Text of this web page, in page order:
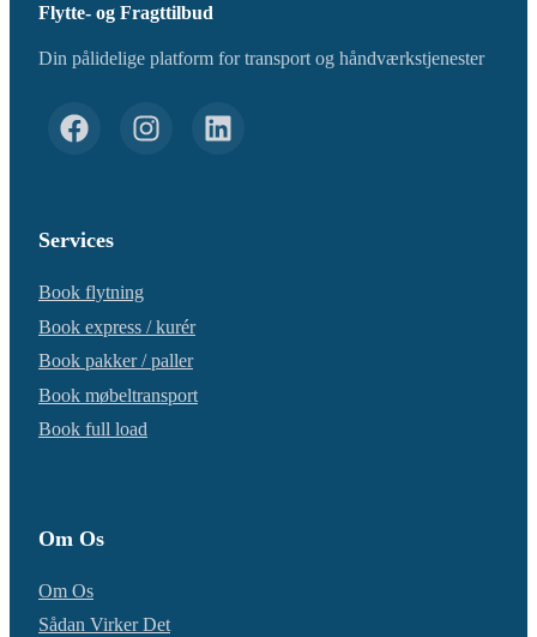
Flytte- og Fragttilbud
Din pålidelige platform for transport og håndværkstjenester
Services
Book flytning
Book express / kurér
Book pakker / paller
Book møbeltransport
Book full load
Om Os
Om Os
Sådan Virker Det